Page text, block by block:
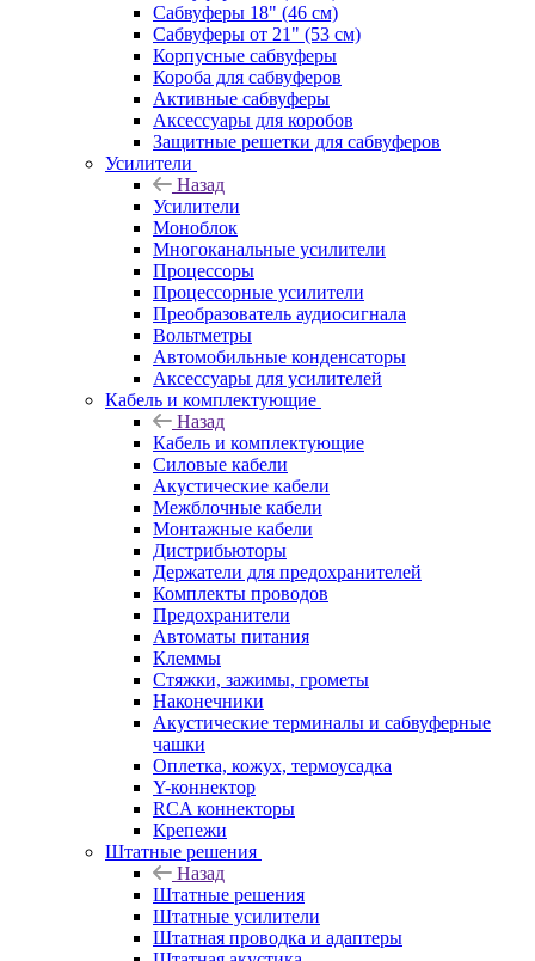
Сабвуферы 18" (46 см)
Сабвуферы от 21" (53 см)
Корпусные сабвуферы
Короба для сабвуферов
Активные сабвуферы
Аксессуары для коробов
Защитные решетки для сабвуферов
Усилители
Назад
Усилители
Моноблок
Многоканальные усилители
Процессоры
Процессорные усилители
Преобразователь аудиосигнала
Вольтметры
Автомобильные конденсаторы
Аксессуары для усилителей
Кабель и комплектующие
Назад
Кабель и комплектующие
Силовые кабели
Акустические кабели
Межблочные кабели
Монтажные кабели
Дистрибьюторы
Держатели для предохранителей
Комплекты проводов
Предохранители
Автоматы питания
Клеммы
Стяжки, зажимы, грометы
Наконечники
Акустические терминалы и сабвуферные
чашки
Оплетка, кожух, термоусадка
Y-коннектор
RCA коннекторы
Крепежи
Штатные решения
Назад
Штатные решения
Штатные усилители
Штатная проводка и адаптеры